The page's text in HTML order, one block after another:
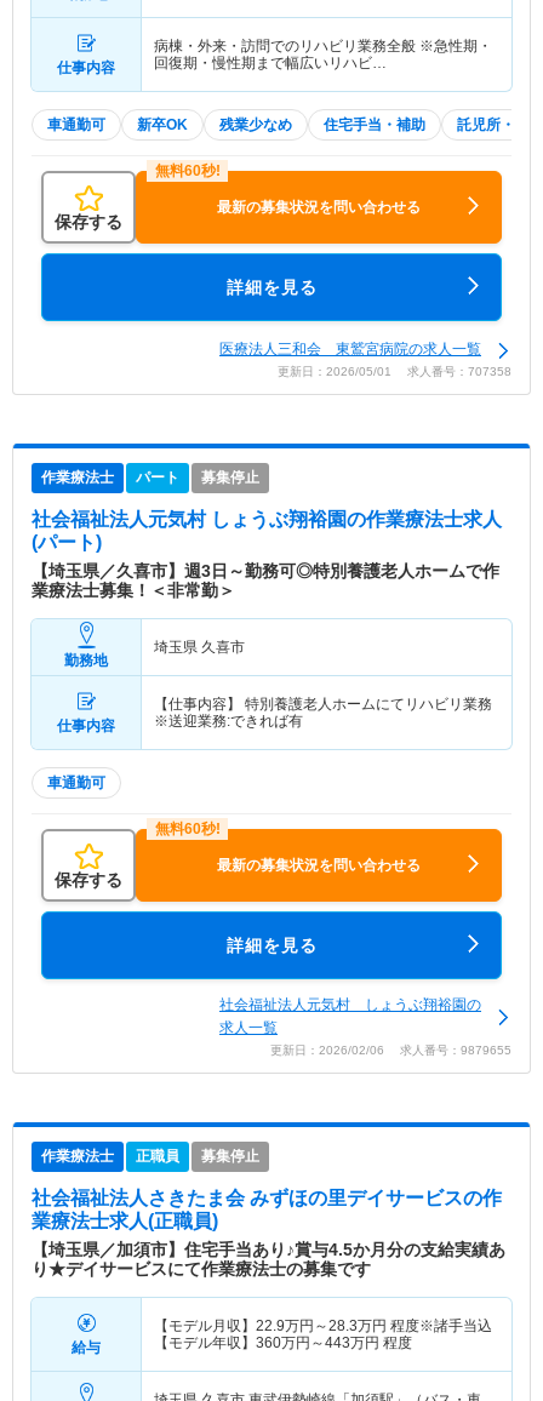
仕事内容
病棟・外来・訪問でのリハビリ業務全般 ※急性期・
回復期・慢性期まで幅広いリハビ…
車通勤可 新卒OK 残業少なめ 住宅手当・補助 託児所・育
保存する
最新の募集状況を問い合わせる
詳細を見る
医療法人三和会 東鷲宮病院の求人一覧
更新日：2026/05/01 求人番号：707358
作業療法士 パート 募集停止
社会福祉法人元気村 しょうぶ翔裕園の作業療法士求人
(パート)
【埼玉県／久喜市】週3日～勤務可◎特別養護老人ホームで作
業療法士募集！＜非常勤＞
勤務地
埼玉県 久喜市
仕事内容
【仕事内容】 特別養護老人ホームにてリハビリ業務
※送迎業務:できれば有
車通勤可
保存する
最新の募集状況を問い合わせる
詳細を見る
社会福祉法人元気村 しょうぶ翔裕園の
求人一覧
更新日：2026/02/06 求人番号：9879655
作業療法士 正職員 募集停止
社会福祉法人さきたま会 みずほの里デイサービスの作
業療法士求人(正職員)
【埼玉県／加須市】住宅手当あり♪賞与4.5か月分の支給実績あ
り★デイサービスにて作業療法士の募集です
給与
【モデル月収】 22.9万円～28.3万円 程度※諸手当込
【モデル年収】 360万円～443万円 程度